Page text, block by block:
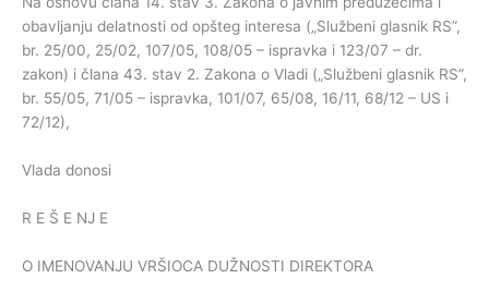
obavljanju delatnosti od opšteg interesa („Službeni glasnik RS”,
br. 25/00, 25/02, 107/05, 108/05 – ispravka i 123/07 – dr.
zakon) i člana 43. stav 2. Zakona o Vladi („Službeni glasnik RS”,
br. 55/05, 71/05 – ispravka, 101/07, 65/08, 16/11, 68/12 – US i
72/12),
Vlada donosi
R E Š E NJ E
O IMENOVANJU VRŠIOCA DUŽNOSTI DIREKTORA